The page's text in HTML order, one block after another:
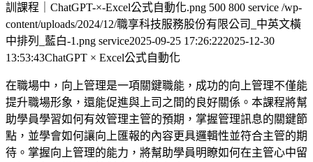
訓課程｜ChatGPT-×-Excel公式自動化.png 500 800 service /wp-
content/uploads/2024/12/職享科技服務股份有限公司_中英文橫
中排列_藍白-1.png service2025-09-25 17:26:222025-12-30
13:53:43ChatGPT × Excel公式自動化
在職場中，向上管理是一項關鍵職能，成功的向上管理不僅能
提升職場形象，還能促進與上司之間的良好關係。本課程將幫
助學員學習如何有效管理主管的預期，掌握管理訊息的關鍵節
點，並學會如何讓向上匯報的內容更具邏輯性並符合主管的期
待。掌握向上管理的能力，將幫助學員明瞭如何在主管心中留